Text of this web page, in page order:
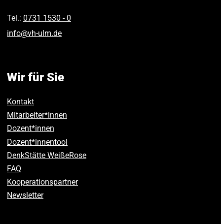
Tel.: 0731 1530 ‑ 0
info@vh-ulm.de
Wir für Sie
Kontakt
Mitarbeiter*innen
Dozent*innen
Dozent*innentool
DenkStätte WeißeRose
FAQ
Kooperationspartner
Newsletter